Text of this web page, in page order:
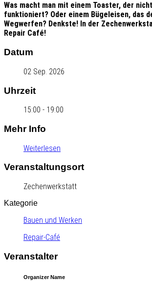
Was macht man mit einem Toaster, der
funktioniert? Oder einem Bügeleisen, das
Wegwerfen? Denkste! In der
Repair Café!
Datum
02 Sep. 2026
Uhrzeit
15:00 - 19:00
Mehr Info
Weiterlesen
Veranstaltungsort
Zechenwerkstatt
Kategorie
Bauen und Werken
Repair-Café
Veranstalter
Organizer Name